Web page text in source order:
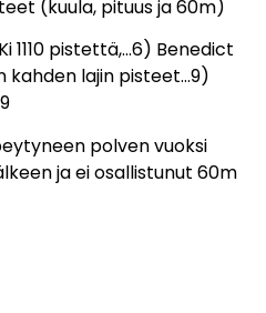
(kuula, pituus ja 60m)
1110 pistettä,…6) Benedict
kahden lajin pisteet…9)
polven vuoksi
ja ei osallistunut 60m